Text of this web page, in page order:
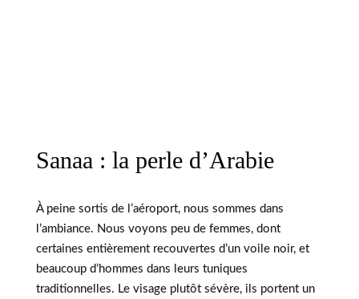
Sanaa : la perle d’Arabie
À peine sortis de l’aéroport, nous sommes dans
l’ambiance. Nous voyons peu de femmes, dont
certaines entièrement recouvertes d’un voile noir, et
beaucoup d’hommes dans leurs tuniques
traditionnelles. Le visage plutôt sévère, ils portent un